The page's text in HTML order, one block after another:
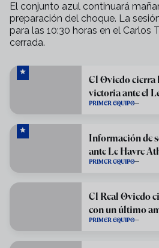
El conjunto azul continuará
preparación del choque. La
para las 10:30 horas en el Carlos
cerrada.
El Oviedo cierra
victoria ante el
PRIMER EQUIPO
Información de
ante Le Havre
PRIMER EQUIPO
El Real Oviedo
con un último
Havre
PRIMER EQUIPO